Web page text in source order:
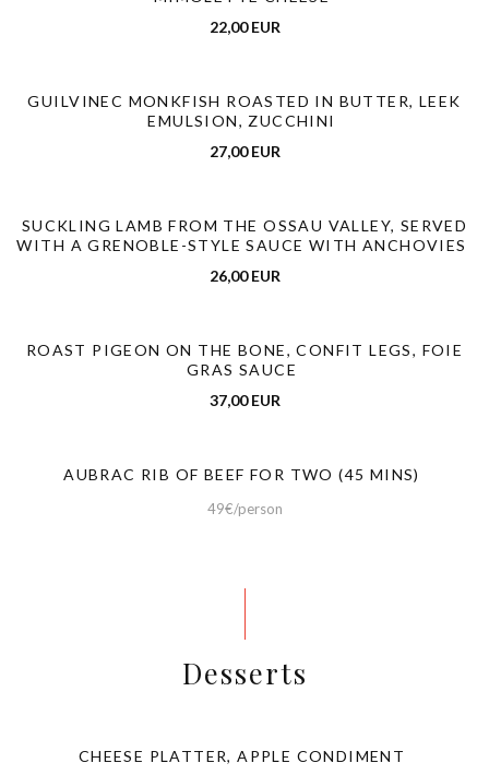
22,00 EUR
GUILVINEC MONKFISH ROASTED IN BUTTER, LEEK
EMULSION, ZUCCHINI
27,00 EUR
SUCKLING LAMB FROM THE OSSAU VALLEY, SERVED
WITH A GRENOBLE-STYLE SAUCE WITH ANCHOVIES
26,00 EUR
ROAST PIGEON ON THE BONE, CONFIT LEGS, FOIE
GRAS SAUCE
37,00 EUR
AUBRAC RIB OF BEEF FOR TWO (45 MINS)
49€/person
Desserts
CHEESE PLATTER, APPLE CONDIMENT